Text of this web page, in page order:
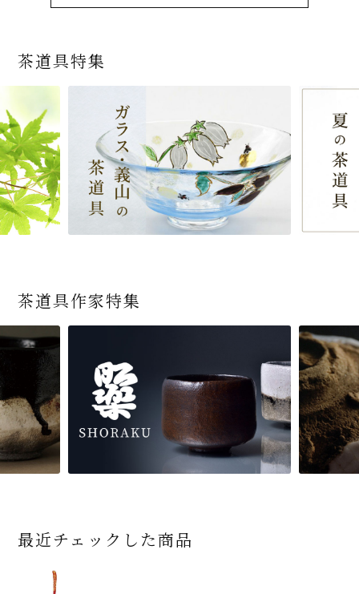
茶道具特集
茶道具作家特集
最近チェックした商品